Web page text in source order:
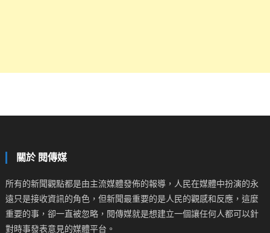
關於 閱傳媒
所有的新聞觀點都是由主流媒體發佈的報導，人民在媒體中扮演的永
遠只是接收資訊的角色，但新聞最重要的是人民的觀感和反應，這麼
重要的事，卻一直被忽略，閱傳媒就是想建立一個讓任何人都可以針
對時事發表意見的媒體平台。